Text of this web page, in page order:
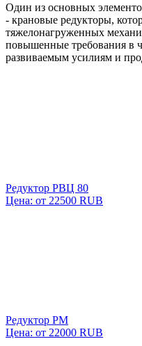
Один из основных
- крановые редукторы,
тяжелонагруженных
повышенные требования в
развиваемым усилиям и
Редуктор РВЦ 80
Цена: от 22500 RUB
Редуктор РМ
Цена: от 22000 RUB